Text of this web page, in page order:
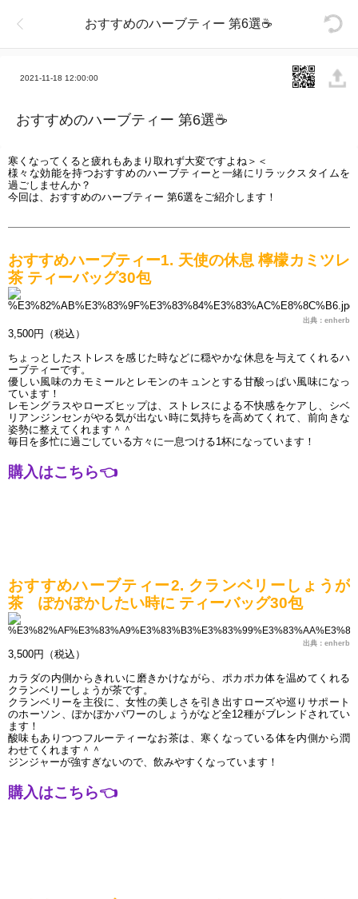
おすすめのハーブティー 第6選☕
2021-11-18 12:00:00
おすすめのハーブティー 第6選☕
寒くなってくると疲れもあまり取れず大変ですよね＞＜
様々な効能を持つおすすめのハーブティーと一緒にリラックスタイムを
過ごしませんか？
今回は、おすすめのハーブティー 第6選をご紹介します！
おすすめハーブティー1. 天使の休息 檸檬カミツレ
茶 ティーバッグ30包
出典：enherb
3,500円（税込）
ちょっとしたストレスを感じた時などに穏やかな休息を与えてくれるハ
ーブティーです。
優しい風味のカモミールとレモンのキュンとする甘酸っぱい風味になっ
ています！
レモングラスやローズヒップは、ストレスによる不快感をケアし、シベ
リアンジンセンがやる気が出ない時に気持ちを高めてくれて、前向きな
姿勢に整えてくれます＾＾
毎日を多忙に過ごしている方々に一息つける1杯になっています！
購入はこちら👈
おすすめハーブティー2. クランベリーしょうが
茶　ぽかぽかしたい時に ティーバッグ30包
出典：enherb
3,500円（税込）
カラダの内側からきれいに磨きかけながら、ポカポカ体を温めてくれる
クランベリーしょうが茶です。
クランベリーを主役に、女性の美しさを引き出すローズや巡りサポート
のホーソン、ぽかぽかパワーのしょうがなど全12種がブレンドされてい
ます！
酸味もありつつフルーティーなお茶は、寒くなっている体を内側から潤
わせてくれます＾＾
ジンジャーが強すぎないので、飲みやすくなっています！
購入はこちら👈